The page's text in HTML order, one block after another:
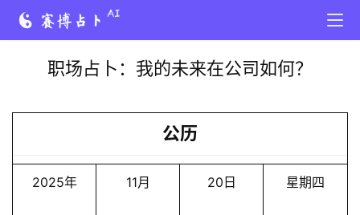
职场占卜：我的未来在公司如何？
公历
2025年 11月 20日 星期四